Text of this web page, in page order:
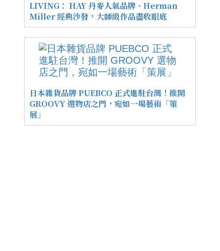
LIVING： HAY 丹麥人氣品牌、Herman
Miller 經典沙發，大師級作品盡收眼底
日本雜貨品牌 PUEBCO 正式進駐台灣！推開
GROOVY 選物店之門，宛如一場藝術「策
展」